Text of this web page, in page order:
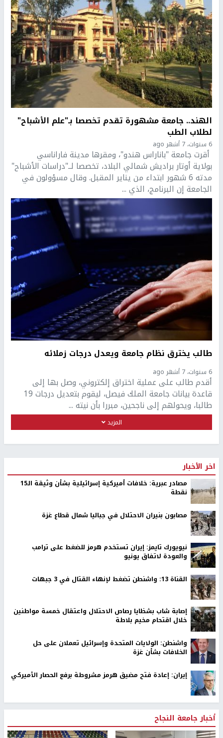
الهند.. جامعة مشهورة تقدم تخصصا بـ"علم الأشباح"
لطلاب الطب
6 سنوات، 7 أشهر ago
أقرت جامعة "باناراس هندو"، ومقرها مدينة فاراناسي
بولاية أوتار براديش شمالي البلاد، تخصصا لــ"دراسات الأشباح"
مدته 6 شهور ابتداء من يناير المقبل. وقال مسؤولون في
الجامعة إن البرنامج، الذي ...
طالب يخترق نظام جامعة ويعدل درجات زملائه
6 سنوات، 7 أشهر ago
أقدم طالب على عملية اختراق إلكتروني، وصل بها إلى
قاعدة بيانات جامعة الملك فيصل، ليقوم بتعديل درجات 19
طالبا، ويحولهم إلى ناجحين، مبررا بأن نيته ...
المزيد
اخر الأخبار
مصادر عبرية: خلافات أميركية إسرائيلية بشأن وثيقة الـ15
نقطة
مصابون بنيران الاحتلال في جباليا شمال قطاع غزة
نيويورك تايمز: إيران تستخدم هرمز للضغط على ترامب
والعودة لاتفاق يونيو
القناة 13: واشنطن تضغط لإنهاء القتال في 3 جبهات
إصابة شاب بشظايا رصاص الاحتلال واعتقال خمسة مواطنين
خلال اقتحام مخيم بلاطة
واشنطن: الولايات المتحدة وإسرائيل تعملان على حل
الخلافات بشأن غزة
إيران: إعادة فتح مضيق هرمز مشروطة برفع الحصار الأميركي
أخبار جامعة النجاح